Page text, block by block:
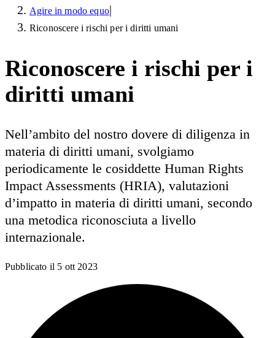
Agire in modo equo|
Riconoscere i rischi per i diritti umani
Riconoscere i rischi per i
diritti umani
Nell’ambito del nostro dovere di diligenza in
materia di diritti umani, svolgiamo
periodicamente le cosiddette Human Rights
Impact Assessments (HRIA), valutazioni
d’impatto in materia di diritti umani, secondo
una metodica riconosciuta a livello
internazionale.
Pubblicato il 5 ott 2023